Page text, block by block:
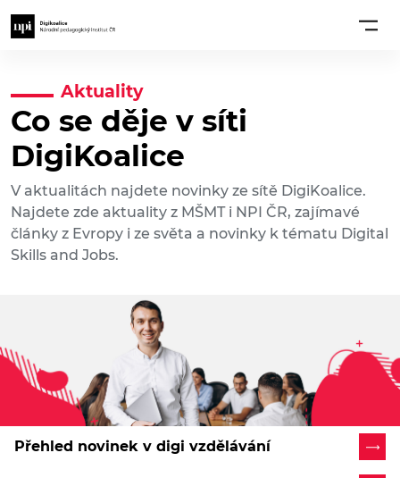
Aktuality
Co se děje v síti
DigiKoalice
V aktualitách najdete novinky ze sítě DigiKoalice.
Najdete zde aktuality z MŠMT i NPI ČR, zajímavé
články z Evropy i ze světa a novinky k tématu Digital
Skills and Jobs.
Přehled novinek v digi vzdělávání